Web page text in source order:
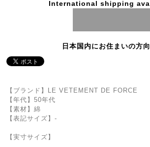
International shipping
日本国内にお住まいの方
【ブランド】LE VETEMENT DE FORCE
【年代】50年代
【素材】綿
【表記サイズ】-
【実寸サイズ】